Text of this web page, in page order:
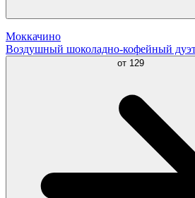
Моккачино
Воздушный шоколадно-кофейный
от 129